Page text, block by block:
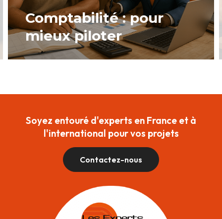
Comptabilité : pour
mieux piloter
Soyez entouré d'experts en France et à
l'international pour vos projets
Contactez-nous